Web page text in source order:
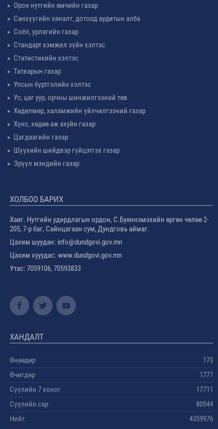
Орон нутгийн өмчийн газар
Санхүүгийн хяналт, дотоод аудитын алба
Соёл, урлагийн газар
Стандарт хэмжил зүйн хэлтэс
Статистикийн хэлтэс
Татварын газар
Улсын бүртгэлийн хэлтэс
Ус, цаг уур, орчны шинжилгээний төв
Хөдөлмөр, халамжийн үйлчилгээний газар
Хүнс, хөдөө аж ахуйн газар
Цагдаагийн газар
Шүүхийн шийдвэр гүйцэтгэх газар
Эрүүл мэндийн газар
ХОЛБОО БАРИХ
Хаяг. Нутгийн удирдлагын ордон, С.Буяннэмэхийн өргөн чөлөө 2-
205, 7-р баг, Сайнцагаан сум, Дундговь аймаг.
Цахим шуудан: info@dundgovi.gov.mn
Цахим хууудас: www.dundgovi.gov.mn
Утас: 7059106, 70593833
ХАНДАЛТ
Өнөөдөр
173
Өчигдөр
1777
Сүүлийн 7 хоног
17711
Сүүлийн сар
80544
Нийт
4359976